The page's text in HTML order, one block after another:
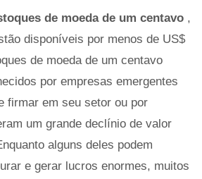
de moeda de um centavo ,
disponíveis por menos de US$
de moeda de um centavo
por empresas emergentes
firmar em seu setor ou por
um grande declínio de valor
alguns deles podem
e gerar lucros enormes, muitos